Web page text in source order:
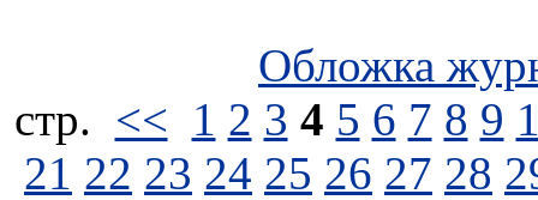
Обложка
стp. << 1 2 3 4 5 6 7 8 9
21 22 23 24 25 26 27 28